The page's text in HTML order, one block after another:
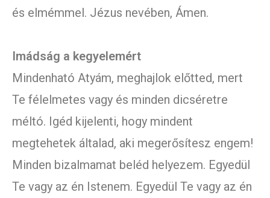
és elmémmel. Jézus nevében, Ámen.
Imádság a kegyelemért
Mindenható Atyám, meghajlok előtted, mert
Te félelmetes vagy és minden dicséretre
méltó. Igéd kijelenti, hogy mindent
megtehetek általad, aki megerősítesz engem!
Minden bizalmamat beléd helyezem. Egyedül
Te vagy az én Istenem. Egyedül Te vagy az én